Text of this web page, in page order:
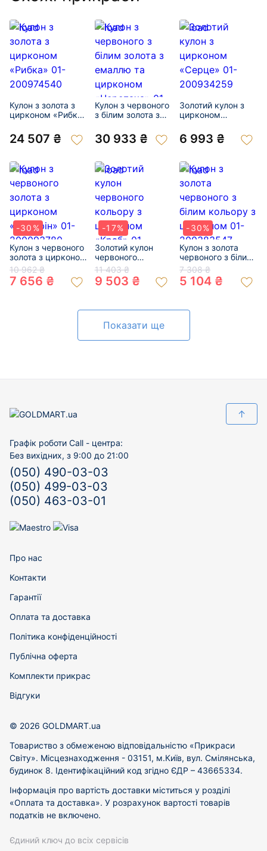
Кулон з золота з
цирконом «Рибка»
24 507 ₴
Кулон з червоного
з білим золота з
цирконом
«Черепаха» 01-
30 933 ₴
Золотий кулон з
цирконом
200934259
6 993 ₴
-30%
Кулон з червоного
золота з цирконом
«Дельфін» 01-
200093780
10 962 ₴
7 656 ₴
-17%
Золотий кулон
червоного
кольору з
цирконом «Краб»
01-200607907
11 403 ₴
9 503 ₴
-30%
Кулон з золота
червоного з білим
кольору з
цирконом 01-
200383547
7 308 ₴
5 104 ₴
Показати ще
↑
Графік роботи Call - центра:
Без вихідних, з 9:00 до 21:00
(050) 490-03-03
(050) 499-03-03
(050) 463-03-01
Про нас
Контакти
Гарантії
Оплата та доставка
Політика конфіденційності
Публічна оферта
Комплекти прикрас
Відгуки
© 2026 GOLDMART.ua
Товариство з обмеженою відповідальністю «Прикраси
Світу». Місцезнаходження - 03151, м.Київ, вул. Смілянська,
будинок 8. Ідентифікаційний код згідно ЄДР – 43665334.
Інформація про вартість доставки міститься у розділі
«Оплата та доставка». У розрахунок вартості товарів
податків не включено.
Єдиний ключ до всіх сервісів